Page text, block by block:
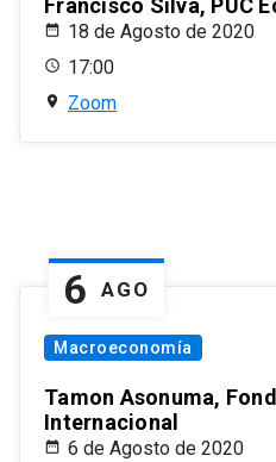
Francisco Silva, PUC
18 de Agosto de 2020
17:00
Zoom
6 AGO
Macroeconomía
Tamon Asonuma,
Internacional
6 de Agosto de 2020